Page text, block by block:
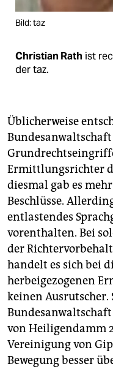
Bild: taz
Christian Rath ist
der taz.
Üblicherweise
Ermittlungsrichter
diesmal gab es
Beschlüsse.
entlastendes
vorenthalten. Bei
der
handelt es sich bei
herbeigezogenen
keinen Ausrutscher.
von Heiligendamm
Vereinigung von
Bewegung besser